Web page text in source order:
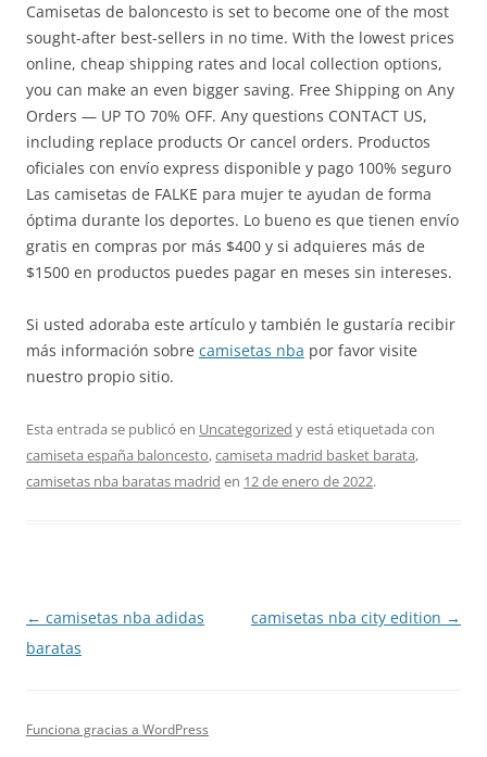
Camisetas de baloncesto is set to become one of the most
sought-after best-sellers in no time. With the lowest prices
online, cheap shipping rates and local collection options,
you can make an even bigger saving. Free Shipping on Any
Orders — UP TO 70% OFF. Any questions CONTACT US,
including replace products Or cancel orders. Productos
oficiales con envío express disponible y pago 100% seguro
Las camisetas de FALKE para mujer te ayudan de forma
óptima durante los deportes. Lo bueno es que tienen envío
gratis en compras por más $400 y si adquieres más de
$1500 en productos puedes pagar en meses sin intereses.
Si usted adoraba este artículo y también le gustaría recibir
más información sobre camisetas nba por favor visite
nuestro propio sitio.
Esta entrada se publicó en Uncategorized y está etiquetada con
camiseta españa baloncesto,camiseta madrid basket barata,
camisetas nba baratas madrid en 12 de enero de 2022.
Navegación
de
← camisetas nba adidas
baratas
camisetas nba city edition →
Funciona gracias a WordPress